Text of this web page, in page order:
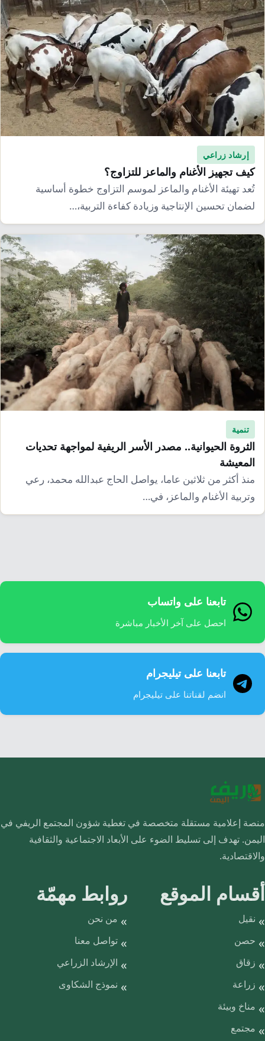
إرشاد زراعي
كيف تجهيز الأغنام والماعز للتزاوج؟
تُعد تهيئة الأغنام والماعز لموسم التزاوج خطوة أساسية
لضمان تحسين الإنتاجية وزيادة كفاءة التربية،…
تنمية
الثروة الحيوانية.. مصدر الأسر الريفية لمواجهة تحديات
المعيشة
منذ أكثر من ثلاثين عاما، يواصل الحاج عبدالله محمد، رعي
وتربية الأغنام والماعز، في…
تابعنا على واتساب
احصل على آخر الأخبار مباشرة
تابعنا على تيليجرام
انضم لقناتنا على تيليجرام
منصة إعلامية مستقلة متخصصة في تغطية شؤون المجتمع الريفي في
اليمن. تهدف إلى تسليط الضوء على الأبعاد الاجتماعية والثقافية
والاقتصادية.
أقسام الموقع
نقيل
حصن
زقاق
زراعة
مناخ وبيئة
مجتمع
روابط مهمّة
من نحن
تواصل معنا
الإرشاد الزراعي
نموذج الشكاوى